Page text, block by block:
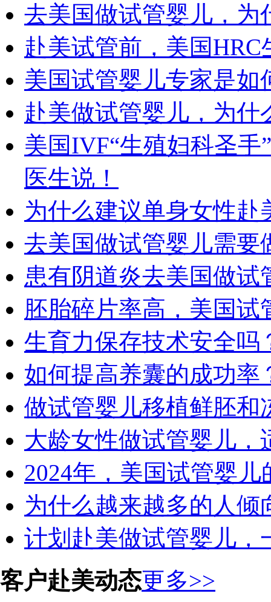
去美国做试管婴儿，为
赴美试管前，美国
美国试管婴儿专家是
赴美做试管婴儿，为什
美国IVF“生殖妇科圣手
医生说！
为什么建议单身女性
去美国做试管婴儿需要
患有阴道炎去美国做
胚胎碎片率高，美国
生育力保存技术安全吗
如何提高养囊的成功率
做试管婴儿移植鲜胚和
大龄女性做试管婴儿
2024年，美国试管婴
为什么越来越多的人
计划赴美做试管婴儿，
客户赴美动态更多>>